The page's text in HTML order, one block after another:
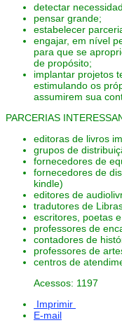
detectar
pensar grande;
estabelecer
engajar, em nível
para que se
de propósito;
implantar projetos
estimulando os
assumirem sua
PARCERIAS
editoras de livros
grupos de
fornecedores de
fornecedores de
kindle)
editores de
tradutores de
escritores, poetas
professores de
contadores de
professores de
centros de
Acessos: 1197
Imprimir
E-mail